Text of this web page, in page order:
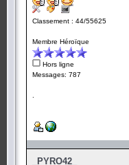
Classement : 44/55625
Membre Héroïque
Hors ligne
Messages: 787
_PYRO42_